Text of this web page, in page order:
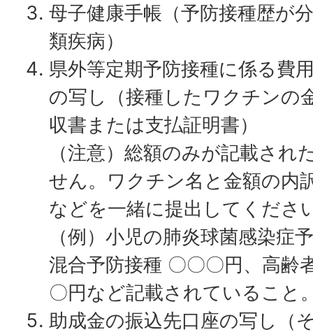
母子健康手帳（予防接種歴が
類疾病）
県外等定期予防接種に係る費
の写し（接種したワクチンの
収書または支払証明書）
（注意）総額のみが記載され
せん。ワクチン名と金額の内
などを一緒に提出してくださ
（例）小児の肺炎球菌感染症
混合予防接種 〇〇〇円、高齢
〇円など記載されていること
助成金の振込先口座の写し（